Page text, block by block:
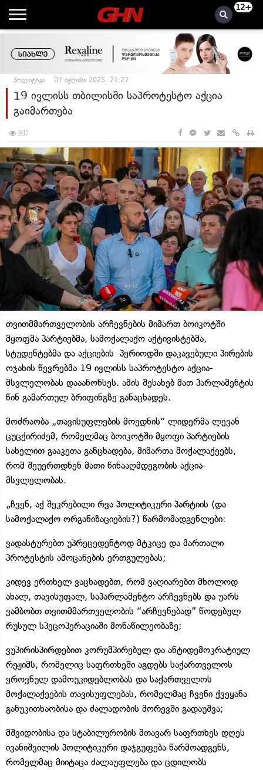
12+
პოლიტიკა 07 ივლისი 2025, 21:27
19 ივლისს თბილისში საპროტესტო აქცია
გაიმართება
937
თვითმმართველობის არჩევნების მიმართ ბოიკოტში
მყოფმა პარტიებმა, სამოქალაქო აქტივისტებმა,
სტუდენტებმა და აქციების პერიოდში დაკავებული პირების
ოჯახის წევრებმა 19 ივლისს საპროტესტო აქცია-
მსვლელობას დააანონსეს. ამის შესახებ მათ პარლამენტის
წინ გამართულ ბრიფინგზე განაცხადეს.
მოძრაობა „თავისუფლების მოედნის“ ლიდერმა ლევან
ცუცქირიძემ, რომელმაც ბოიკოტში მყოფი პარტიების
სახელით გააკეთა განცხადება, მიმართა მოქალაქეებს,
რომ შეუერთდნენ მათი წინააღმდეგობის აქცია-
მსვლელობას.
„ჩვენ, აქ შეკრებილი რვა პოლიტიკური პარტიის (და
სამოქალაქო ორგანიზაციების?) წარმომადგენლები:
ვადასტურებთ უპრეცედენტოდ მტკიცე და მართალი
პროტესტის ამოცანების ერთგულებას;
კიდევ ერთხელ ვაცხადებთ, რომ ვაღიარებთ მხოლოდ
ახალ, თავისუფალ, საპარლამენტო არჩევნებს და უარს
ვამბობთ თვითმმართველობის “არჩევნებად” წოდებულ
რუსულ სპეცოპერაციაში მონაწილეობაზე;
ვუპირისპირდებით კორუმპირებულ და ანტიდემოკრატიულ
რეჟიმს, რომელიც საფრთხეში აგდებს საქართველოს
ეროვნულ დამოუკიდებლობას და საქართველოს
მოქალაქეების თავისუფლებას, რომელმაც ჩვენი ქვეყანა
განუკითხაობისა და ძალადობის მორევში გადაუშვა;
მშვიდობისა და სტაბილურობის მთავარ საფრთხეს დღეს
ივანიშვილის პოლიტიკური დაჯგუფება წარმოადგენს,
რომელმაც მიიტაცა ძალაუფლება და ცდილობს